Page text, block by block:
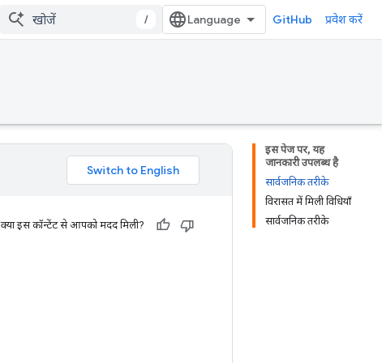
/ GitHub प्रवेश करें
इस पेज पर, यह
जानकारी उपलब्ध है
सार्वजनिक तरीके
विरासत में मिली विधियाँ
सार्वजनिक तरीके
क्या इस कॉन्टेंट से आपको मदद मिली?